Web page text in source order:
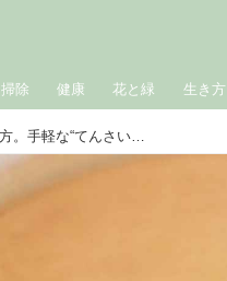
掃除 健康 花と緑 生き方
青梅でさわやか「梅シロップ」のつくり方。手軽な“てんさい糖”でコクのある味わいに！梅農家に教わるかんたん梅仕事／梅ボーイズ・山本将志郎さん